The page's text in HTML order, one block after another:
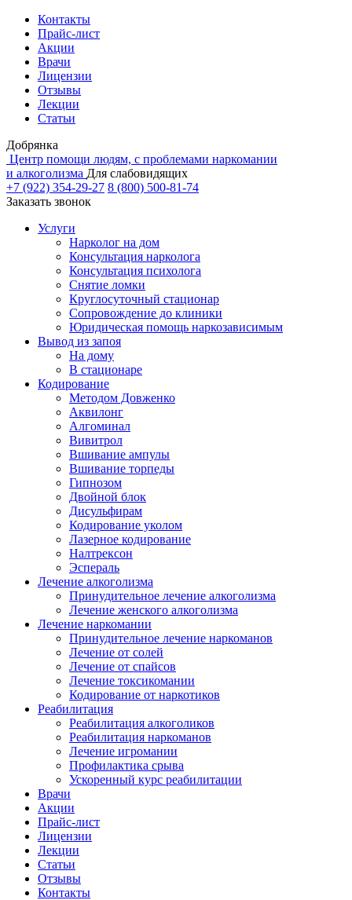
Контакты
Прайс-лист
Акции
Врачи
Лицензии
Отзывы
Лекции
Статьи
Добрянка
Центр помощи людям, с проблемами наркомании
и алкоголизма Для слабовидящих
+7 (922) 354-29-27 8 (800) 500-81-74
Заказать звонок
Услуги
Нарколог на дом
Консультация нарколога
Консультация психолога
Снятие ломки
Круглосуточный стационар
Сопровождение до клиники
Юридическая помощь наркозависимым
Вывод из запоя
На дому
В стационаре
Кодирование
Методом Довженко
Аквилонг
Алгоминал
Вивитрол
Вшивание ампулы
Вшивание торпеды
Гипнозом
Двойной блок
Дисульфирам
Кодирование уколом
Лазерное кодирование
Налтрексон
Эспераль
Лечение алкоголизма
Принудительное лечение алкоголизма
Лечение женского алкоголизма
Лечение наркомании
Принудительное лечение наркоманов
Лечение от солей
Лечение от спайсов
Лечение токсикомании
Кодирование от наркотиков
Реабилитация
Реабилитация алкоголиков
Реабилитация наркоманов
Лечение игромании
Профилактика срыва
Ускоренный курс реабилитации
Врачи
Акции
Прайс-лист
Лицензии
Лекции
Статьи
Отзывы
Контакты